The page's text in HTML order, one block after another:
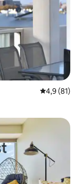
4,9 de uma
4,9 (81)